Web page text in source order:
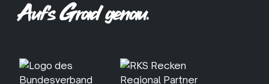
Auf's Grad genau.